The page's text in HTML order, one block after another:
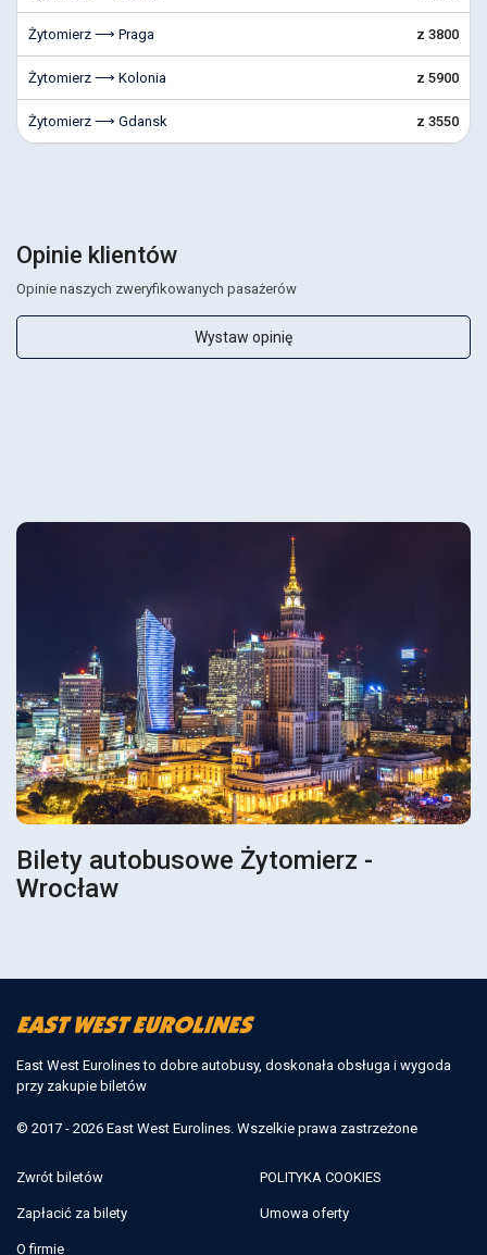
Żytomierz ⟶ Praga z 3800
Żytomierz ⟶ Kolonia z 5900
Żytomierz ⟶ Gdansk z 3550
Opinie klientów
Opinie naszych zweryfikowanych pasażerów
Wystaw opinię
Bilety autobusowe Żytomierz -
Wrocław
East West Eurolines to dobre autobusy, doskonała obsługa i wygoda
przy zakupie biletów
© 2017 - 2026 East West Eurolines. Wszelkie prawa zastrzeżone
Zwrót biletów
Zapłacić za bilety
O firmie
POLITYKA COOKIES
Umowa oferty